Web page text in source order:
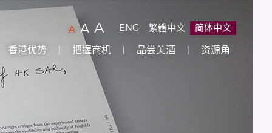
字
大
(A) 字
型
大
小：
大
(A) 字
型
大
小：
最
大
(
A) ENG 繁體中文 简体中文
香港优势 把握商机 品尝美酒 资源角